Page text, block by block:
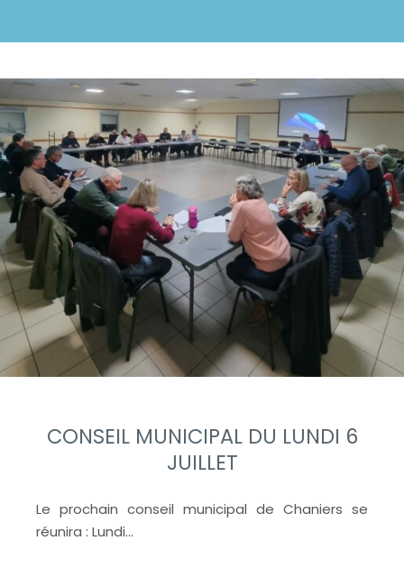
CONSEIL MUNICIPAL DU LUNDI 6
JUILLET
Le prochain conseil municipal de Chaniers se
réunira : Lundi…